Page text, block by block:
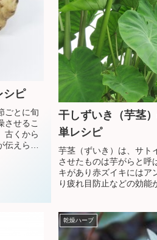
シピ
ごとに旬
させるこ
古くから
えられ
干しずいき（芋茎
単レシピ
芋茎（ずいき）は、サト
させたものは芋がらと呼
キがあり赤ズイキにはア
り疲れ目防止などの効能
乾燥ハーブ